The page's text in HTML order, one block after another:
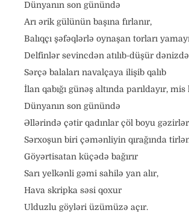
Dünyanın son günündə
Arı ərik gülünün başına fırlanır,
Balıqçı şəfəqlərlə oynaşan torları
Delfinlər sevincdən atılıb-düşür
Sərçə balaları navalçaya ilişib qalıb
İlan qabığı günəş altında parıldayır,
Dünyanın son günündə
Əllərində çətir qadınlar çöl boyu gəzirlər
Sərxoşun biri çəmənliyin qırağında
Göyərtisatan küçədə bağırır
Sarı yelkənli gəmi sahilə yan alır,
Hava skripka səsi qoxur
Ulduzlu göyləri üzümüzə açır.